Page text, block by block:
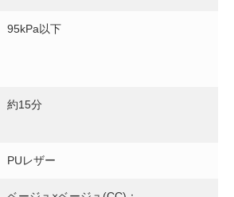
95kPa以下
約15分
PUレザー